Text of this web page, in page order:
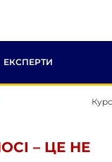
ЕКСПЕРТИ
– ЦЕ НЕ